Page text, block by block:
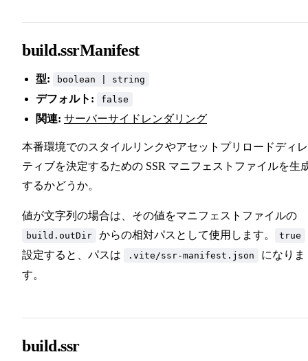
build.ssrManifest
型: boolean | string
デフォルト: false
関連: サーバーサイドレンダリング
本番環境でのスタイルリンクやアセットプリロードディ
ティブを決定するための SSR マニフェストファイルを生
するかどうか。
値が文字列の場合は、その値をマニフェストファイルの
build.outDir からの相対パスとして使用します。 true
設定すると、パスは
.vite/ssr-manifest.json
になりま
す。
build.ssr